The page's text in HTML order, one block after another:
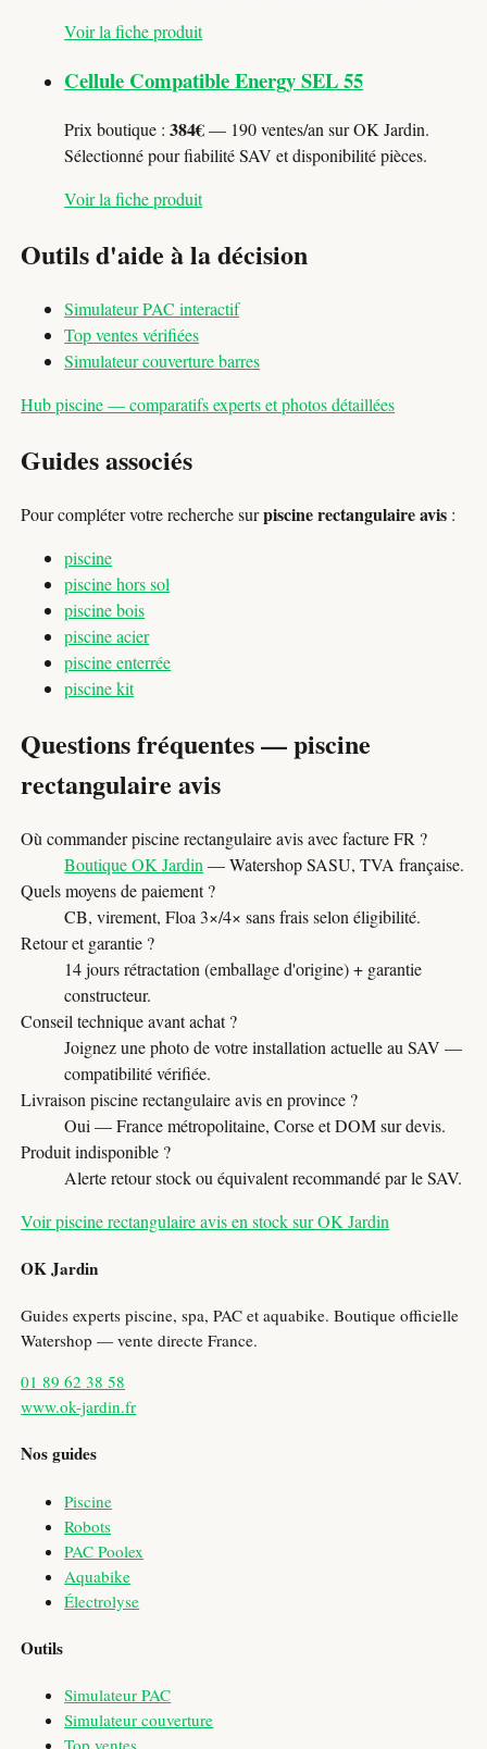
Voir la fiche produit
Cellule Compatible Energy SEL 55
Prix boutique :384€— 190 ventes/an sur OK Jardin.
Sélectionné pour fiabilité SAV et disponibilité pièces.
Voir la fiche produit
Outils d'aide à la décision
Simulateur PAC interactif
Top ventes vérifiées
Simulateur couverture barres
Hub piscine — comparatifs experts et photos détaillées
Guides associés
Pour compléter votre recherche surpiscine rectangulaire avis :
piscine
piscine hors sol
piscine bois
piscine acier
piscine enterrée
piscine kit
Questions fréquentes — piscine
rectangulaire avis
Où commander piscine rectangulaire avis avec facture FR ?
Boutique OK Jardin — Watershop SASU, TVA française.
Quels moyens de paiement ?
CB, virement, Floa 3×/4× sans frais selon éligibilité.
Retour et garantie ?
14 jours rétractation (emballage d'origine) + garantie
constructeur.
Conseil technique avant achat ?
Joignez une photo de votre installation actuelle au SAV —
compatibilité vérifiée.
Livraison piscine rectangulaire avis en province ?
Oui — France métropolitaine, Corse et DOM sur devis.
Produit indisponible ?
Alerte retour stock ou équivalent recommandé par le SAV.
Voir piscine rectangulaire avis en stock sur OK Jardin
OK Jardin
Guides experts piscine, spa, PAC et aquabike. Boutique officielle
Watershop — vente directe France.
01 89 62 38 58
www.ok-jardin.fr
Nos guides
Piscine
Robots
PAC Poolex
Aquabike
Électrolyse
Outils
Simulateur PAC
Simulateur couverture
Top ventes